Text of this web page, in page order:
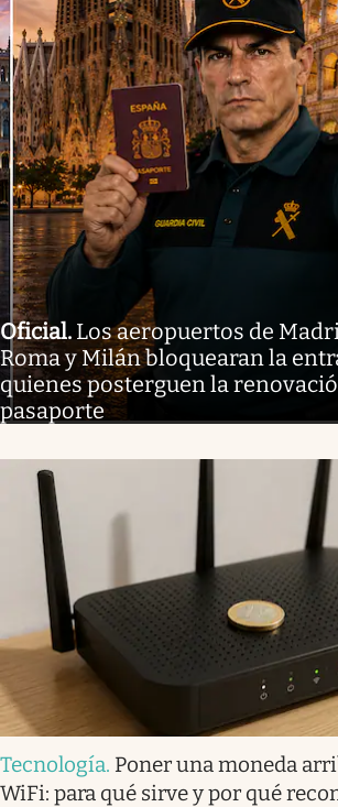
Oficial. Los aeropuertos de
Roma y Milán bloquearan la
quienes posterguen la
pasaporte
Tecnología. Poner una moneda
WiFi: para qué sirve y por qué